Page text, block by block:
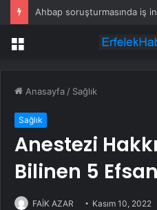
Menü
Anasayfa / Sağlık
Sağlık
Anestezi
Bilinen 5
FAİK AZAR Kasım 10, 2022